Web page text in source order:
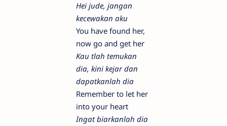
Hei jude, jangan
kecewakan aku
You have found her,
now go and get her
Kau tlah temukan
dia, kini kejar dan
dapatkanlah dia
Remember to let her
into your heart
Ingat biarkanlah dia